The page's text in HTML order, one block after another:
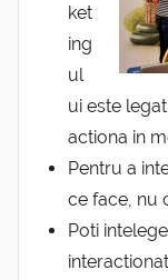
ket
ing
ul
ui este
actiona in
Pentru a
ce face, nu
Poti